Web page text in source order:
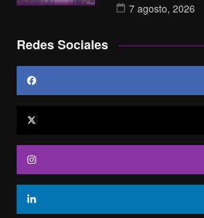
7 agosto, 2026
Redes Sociales